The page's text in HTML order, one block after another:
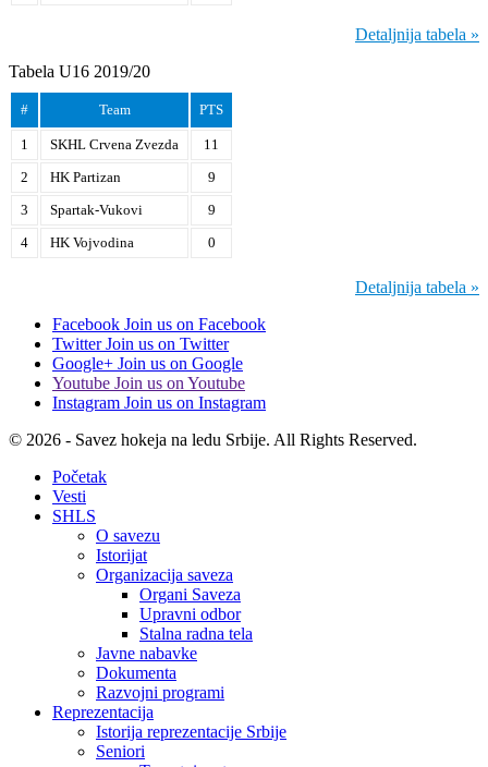
Detaljnija tabela »
Tabela U16 2019/20
# Team PTS
1 SKHL Crvena Zvezda
11
2
HK Partizan
9
3
Spartak-Vukovi
9
4
HK Vojvodina 0
Detaljnija tabela »
Facebook Join us on Facebook
Twitter Join us on Twitter
Google+ Join us on Google
Youtube Join us on Youtube
Instagram Join us on Instagram
© 2026 - Savez hokeja na ledu Srbije. All Rights Reserved.
Početak
Vesti
SHLS
O savezu
Istorijat
Organizacija saveza
Organi Saveza
Upravni odbor
Stalna radna tela
Javne nabavke
Dokumenta
Razvojni programi
Reprezentacija
Istorija reprezentacije Srbije
Seniori